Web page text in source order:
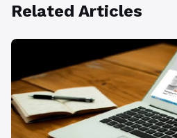
Related Articles